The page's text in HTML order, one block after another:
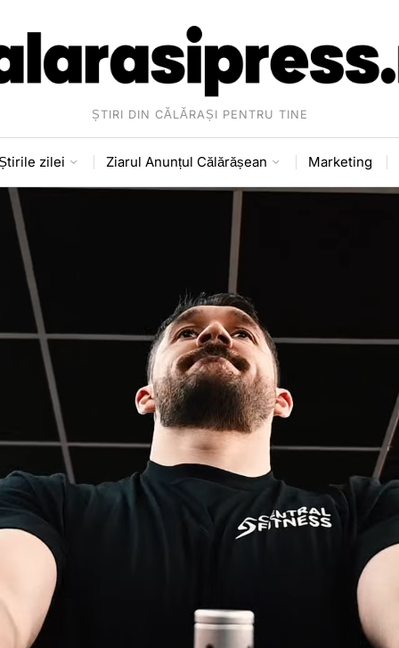
ȘTIRI DIN CĂLĂRAȘI PENTRU TINE
zilei Ziarul Anunțul Călărășean Marketing